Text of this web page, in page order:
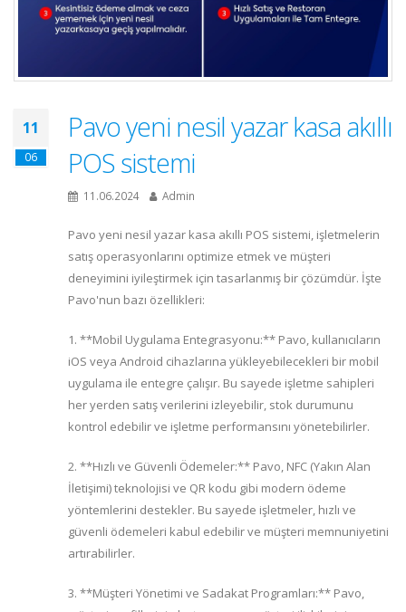
11
06
Pavo yeni nesil yazar kasa akıllı
POS sistemi
11.06.2024 Admin
Pavo yeni nesil yazar kasa akıllı POS sistemi, işletmelerin
satış operasyonlarını optimize etmek ve müşteri
deneyimini iyileştirmek için tasarlanmış bir çözümdür. İşte
Pavo'nun bazı özellikleri:
1. **Mobil Uygulama Entegrasyonu:** Pavo, kullanıcıların
iOS veya Android cihazlarına yükleyebilecekleri bir mobil
uygulama ile entegre çalışır. Bu sayede işletme sahipleri
her yerden satış verilerini izleyebilir, stok durumunu
kontrol edebilir ve işletme performansını yönetebilirler.
2. **Hızlı ve Güvenli Ödemeler:** Pavo, NFC (Yakın Alan
İletişimi) teknolojisi ve QR kodu gibi modern ödeme
yöntemlerini destekler. Bu sayede işletmeler, hızlı ve
güvenli ödemeleri kabul edebilir ve müşteri memnuniyetini
artırabilirler.
3. **Müşteri Yönetimi ve Sadakat Programları:** Pavo,